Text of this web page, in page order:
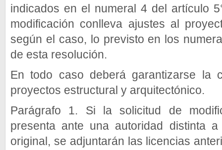
indicados en el numeral 4 del artículo
modificación conlleva ajustes al
según el caso, lo previsto en los
de esta resolución.
En todo caso deberá garantizarse la
proyectos estructural y arquitectónico.
Parágrafo 1. Si la solicitud de
presenta ante una autoridad distinta
original, se adjuntarán las licencias